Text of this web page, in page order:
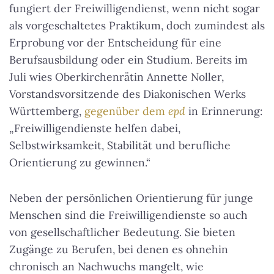
fungiert der Freiwilligendienst, wenn nicht sogar
als vorgeschaltetes Praktikum, doch zumindest als
Erprobung vor der Entscheidung für eine
Berufsausbildung oder ein Studium. Bereits im
Juli wies Oberkirchenrätin Annette Noller,
Vorstandsvorsitzende des Diakonischen Werks
Württemberg, gegenüber dem epd in Erinnerung:
„Freiwilligendienste helfen dabei,
Selbstwirksamkeit, Stabilität und berufliche
Orientierung zu gewinnen.“
Neben der persönlichen Orientierung für junge
Menschen sind die Freiwilligendienste so auch
von gesellschaftlicher Bedeutung. Sie bieten
Zugänge zu Berufen, bei denen es ohnehin
chronisch an Nachwuchs mangelt, wie